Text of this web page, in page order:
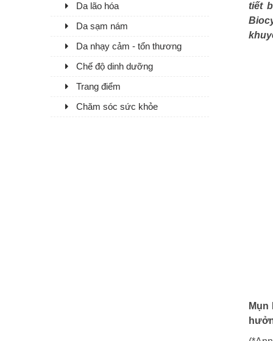
Da lão hóa
Da sạm nám
Da nhạy cảm - tổn thương
Chế độ dinh dưỡng
Trang điểm
Chăm sóc sức khỏe
tiết
Mụn